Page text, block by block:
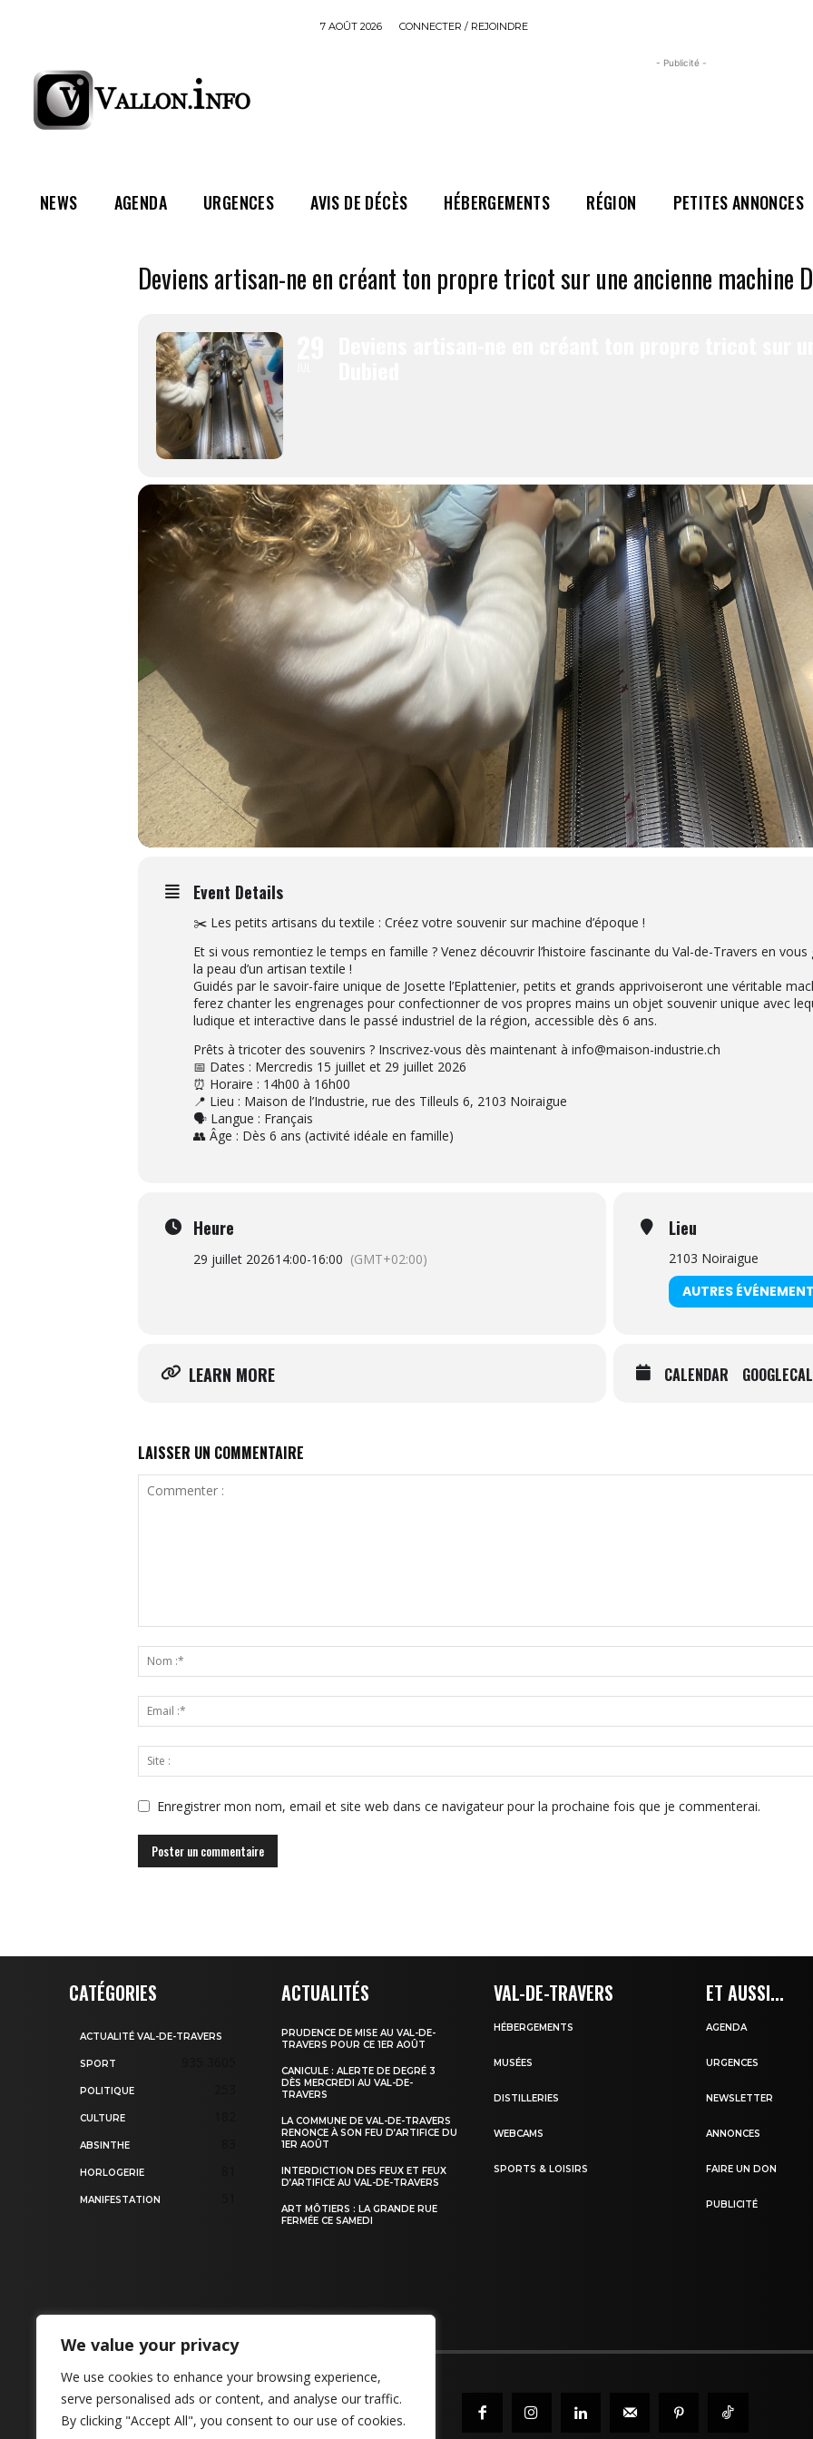
We value your privacy
We use cookies to enhance your browsing experience,
serve personalised ads or content, and analyse our traffic.
By clicking "Accept All", you consent to our use of cookies.
7 AOÛT 2026 CONNECTER / REJOINDRE
- Publicité -
NEWS AGENDA URGENCES AVIS DE DÉCÈS HÉBERGEMENTS RÉGION PETITES ANNONCES
Deviens artisan-ne en créant ton propre tricot sur une ancienne machine
Event Details
✂️ Les petits artisans du textile : Créez votre souvenir sur machine d’époque !
Et si vous remontiez le temps en famille ? Venez découvrir l’histoire fascinante du Val-de-Travers en
la peau d’un artisan textile !
Guidés par le savoir-faire unique de Josette l’Eplattenier, petits et grands apprivoiseront une véritable
ferez chanter les engrenages pour confectionner de vos propres mains un objet souvenir unique avec
ludique et interactive dans le passé industriel de la région, accessible dès 6 ans.
Prêts à tricoter des souvenirs ? Inscrivez-vous dès maintenant à info@maison-industrie.ch
📅 Dates : Mercredis 15 juillet et 29 juillet 2026
⏰ Horaire : 14h00 à 16h00
📍 Lieu : Maison de l’Industrie, rue des Tilleuls 6, 2103 Noiraigue
🗣️ Langue : Français
👥 Âge : Dès 6 ans (activité idéale en famille)
Heure
29 juillet 202614:00-16:00 (GMT+02:00)
Lieu
2103 Noiraigue
AUTRES
LEARN MORE CALENDAR GOOGLECAL
LAISSER UN COMMENTAIRE
Enregistrer mon nom, email et site web dans ce navigateur pour la prochaine fois que je commenterai.
CATÉGORIES
ACTUALITÉ VAL-DE-TRAVERS
SPORT
POLITIQUE
CULTURE
ABSINTHE
HORLOGERIE
MANIFESTATION
ACTUALITÉS
PRUDENCE DE MISE AU VAL-DE-
TRAVERS POUR CE 1ER AOÛT
CANICULE : ALERTE DE DEGRÉ 3
DÈS MERCREDI AU VAL-DE-
TRAVERS
LA COMMUNE DE VAL-DE-TRAVERS
RENONCE À SON FEU D’ARTIFICE DU
1ER AOÛT
INTERDICTION DES FEUX ET FEUX
D’ARTIFICE AU VAL-DE-TRAVERS
ART MÔTIERS : LA GRANDE RUE
FERMÉE CE SAMEDI
VAL-DE-TRAVERS
HÉBERGEMENTS
MUSÉES
DISTILLERIES
WEBCAMS
SPORTS & LOISIRS
ET AUSSI...
AGENDA
URGENCES
NEWSLETTER
ANNONCES
FAIRE UN DON
PUBLICITÉ
CONTACT